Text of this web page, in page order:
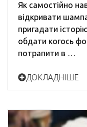
Як самостійно
відкривати
пригадати
обдати когось
потрапити в …
ДОКЛАДНІШЕ